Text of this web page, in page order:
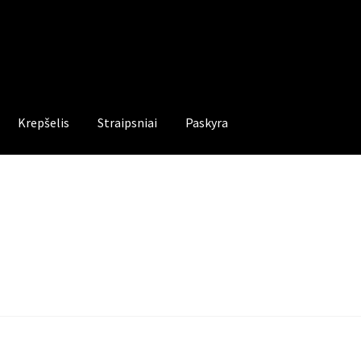
Krepšelis Straipsniai Paskyra